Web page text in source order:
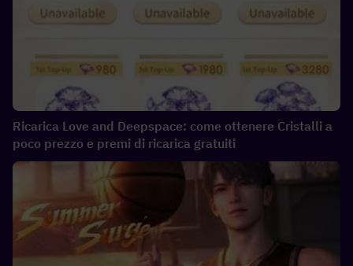
Ricarica Love and Deepspace: come ottenere Cristalli a
poco prezzo e premi di ricarica gratuiti